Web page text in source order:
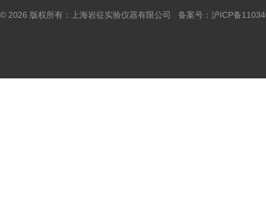
© 2026 版权所有：上海岩征实验仪器有限公司 备案号： 沪ICP备